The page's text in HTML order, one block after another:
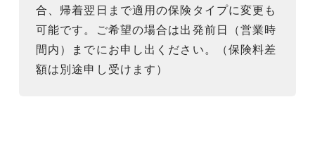
合、帰着翌日まで適用の保険タイプに変更も
可能です。ご希望の場合は出発前日（営業時
間内）までにお申し出ください。（保険料差
額は別途申し受けます）